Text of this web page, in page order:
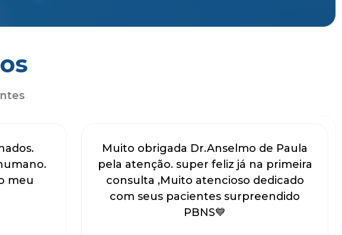
meu
Muito obrigada Dr.Anselmo de Paula
pela atenção. super feliz já na primeira
consulta ,Muito atencioso dedicado
com seus pacientes surpreendido
PBNS💙